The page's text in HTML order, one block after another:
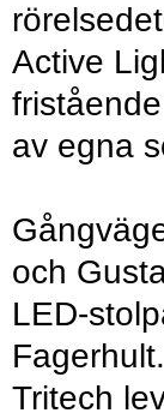
Active
av egna
och
LED-
Tritech